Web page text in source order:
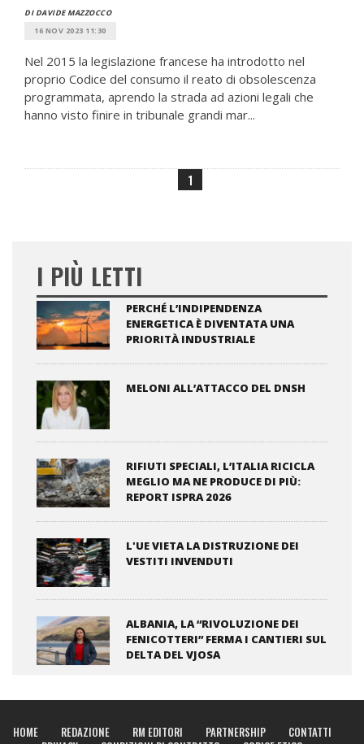
DI DAVIDE MAZZOCCO
16 NOV 2023 11:30
Nel 2015 la legislazione francese ha introdotto nel
proprio Codice del consumo il reato di obsolescenza
programmata, aprendo la strada ad azioni legali che
hanno visto finire in tribunale grandi mar...
1
I PIÙ LETTI
PERCHÉ L’INDIPENDENZA
ENERGETICA È DIVENTATA UNA
PRIORITÀ INDUSTRIALE
MELONI ALL’ATTACCO DEL DNSH
RIFIUTI SPECIALI, L’ITALIA RICICLA
MEGLIO MA NE PRODUCE DI PIÙ:
REPORT ISPRA 2026
L'UE VIETA LA DISTRUZIONE DEI
VESTITI INVENDUTI
ALBANIA, LA “RIVOLUZIONE DEI
FENICOTTERI” FERMA I CANTIERI SUL
DELTA DEL VJOSA
HOME REDAZIONE RM EDITORI PARTNERSHIP
CONTATTI